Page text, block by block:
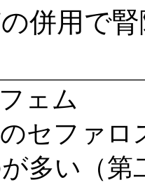
併用で
ェム
セファロ
多い（第